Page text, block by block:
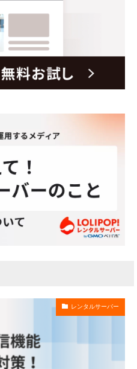
レンタルサーバー